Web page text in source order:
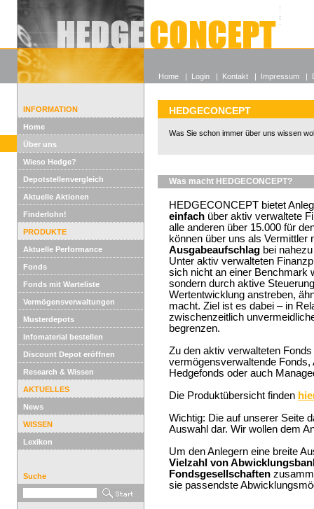
Alle
Wieso
INFORMATION
Home
Über uns
Wieso Hedge?
Depotstellenvergleich
Aktuelle Aktionen
Finderlohn!
PRODUKTE
Aktuelle Performance
Fonds
Fonds mit Warteliste
Vermögensverwaltungen
Musterdepots
Infomaterial bestellen
Discount Depot eröffnen
Research & Wissen
AKTUELLES
News
WISSEN
Lexikon
Suche
HEDGECONCEPT
Was Sie schon immer über uns wissen
Was macht HEDGECONCEPT?
HEDGECONCEPT bietet
einfach über aktiv verwaltete
alle anderen über 15.000 für
können über uns als Vermittler
Ausgabeaufschlag bei
Unter aktiv verwalteten
sich nicht an einer Benchmark
sondern durch aktive
Wertentwicklung anstreben,
macht. Ziel ist es dabei – in
zwischenzeitlich
begrenzen.
Zu den aktiv verwalteten
vermögensverwaltende
Hedgefonds oder auch
Die Produktübersicht finden
Wichtig: Die auf unserer Seite
Auswahl dar. Wir wollen dem
Um den Anlegern eine breite
Vielzahl von
Fondsgesellschaften
sie passendste
Home | Login | Kontakt | Impressum |